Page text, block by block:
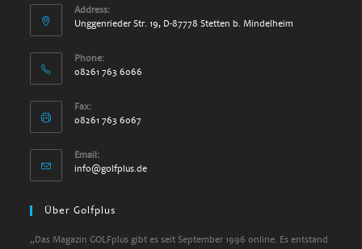
Address:
Unggenrieder Str. 19, D-87778 Stetten b. Mindelheim
Phone:
08261 763 6066
Fax:
08261 763 6067
Email:
info@golfplus.de
Über Golfplus
„Das Magazin GOLFplus gibt es seit September 1996 online. Es entstand